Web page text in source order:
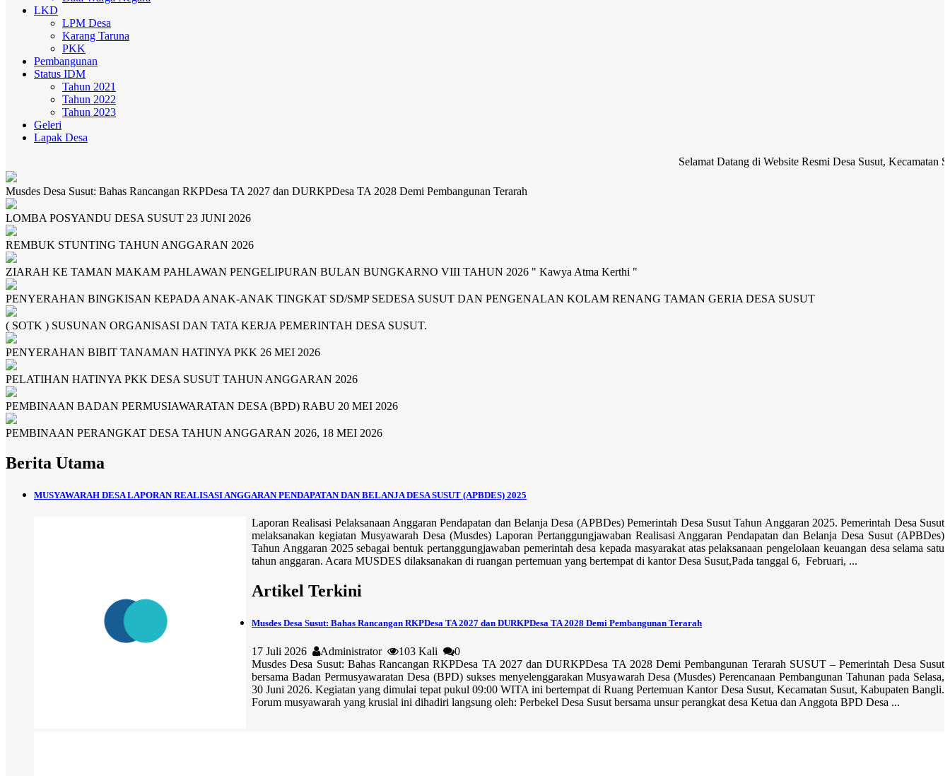
LKD
LPM Desa
Karang Taruna
PKK
Pembangunan
Status IDM
Tahun 2021
Tahun 2022
Tahun 2023
Geleri
Lapak Desa
Selamat Datang di Website Resmi Desa Susut, Kecamatan Susut,
Musdes Desa Susut: Bahas Rancangan RKPDesa TA 2027 dan DURKPDesa TA 2028 Demi Pembangunan Terarah
LOMBA POSYANDU DESA SUSUT 23 JUNI 2026
REMBUK STUNTING TAHUN ANGGARAN 2026
ZIARAH KE TAMAN MAKAM PAHLAWAN PENGELIPURAN BULAN BUNGKARNO VIII TAHUN 2026 " Kawya Atma Kerthi "
PENYERAHAN BINGKISAN KEPADA ANAK-ANAK TINGKAT SD/SMP SEDESA SUSUT DAN PENGENALAN KOLAM RENANG TAMAN GERIA DESA SUSUT
( SOTK ) SUSUNAN ORGANISASI DAN TATA KERJA PEMERINTAH DESA SUSUT.
PENYERAHAN BIBIT TANAMAN HATINYA PKK 26 MEI 2026
PELATIHAN HATINYA PKK DESA SUSUT TAHUN ANGGARAN 2026
PEMBINAAN BADAN PERMUSIAWARATAN DESA (BPD) RABU 20 MEI 2026
PEMBINAAN PERANGKAT DESA TAHUN ANGGARAN 2026, 18 MEI 2026
Berita Utama
MUSYAWARAH DESA LAPORAN REALISASI ANGGARAN PENDAPATAN DAN BELANJA DESA SUSUT (APBDES) 2025
Laporan Realisasi Pelaksanaan Anggaran Pendapatan dan Belanja Desa (APBDes) Pemerintah Desa Susut Tahun Anggaran 2025. Pemerintah Desa Susut
melaksanakan kegiatan Musyawarah Desa (Musdes) Laporan Pertanggungjawaban Realisasi Anggaran Pendapatan dan Belanja Desa Susut (APBDes)
Tahun Anggaran 2025 sebagai bentuk pertanggungjawaban pemerintah desa kepada masyarakat atas pelaksanaan pengelolaan keuangan desa selama satu
tahun anggaran. Acara MUSDES dilaksanakan di ruangan pertemuan yang bertempat di kantor Desa Susut,Pada tanggal 6, Februari, ...
Artikel Terkini
Musdes Desa Susut: Bahas Rancangan RKPDesa TA 2027 dan DURKPDesa TA 2028 Demi Pembangunan Terarah
17 Juli 2026 Administrator 103 Kali
0
Musdes Desa Susut: Bahas Rancangan RKPDesa TA 2027 dan DURKPDesa TA 2028 Demi Pembangunan Terarah SUSUT – Pemerintah Desa Susut
bersama Badan Permusyawaratan Desa (BPD) sukses menyelenggarakan Musyawarah Desa (Musdes) Perencanaan Pembangunan Tahunan pada Selasa,
30 Juni 2026. Kegiatan yang dimulai tepat pukul 09:00 WITA ini bertempat di Ruang Pertemuan Kantor Desa Susut, Kecamatan Susut, Kabupaten Bangli.
Forum musyawarah yang krusial ini dihadiri langsung oleh: Perbekel Desa Susut bersama unsur perangkat desa Ketua dan Anggota BPD Desa ...